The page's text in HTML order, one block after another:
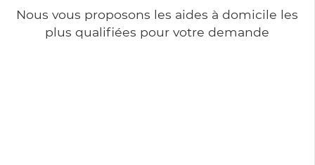
Nous vous proposons les aides à domicile les
plus qualifiées pour votre demande